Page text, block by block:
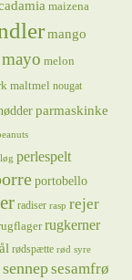
maizena
mango
mayo melon
maltmel nougat
parmaskinke
perlespelt
portobello
radiser rasp rejer
rugkerner
rødspætte rød syre
sennepsesamfrø